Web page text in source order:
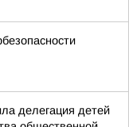
делегация детей